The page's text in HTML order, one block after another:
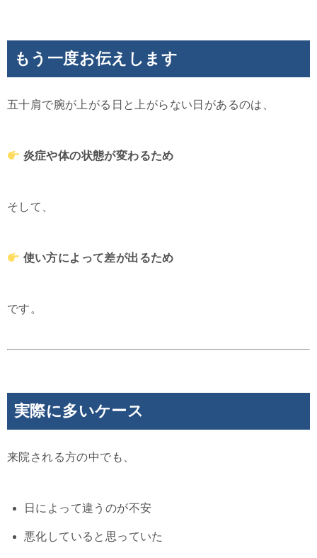
もう一度お伝えします
五十肩で腕が上がる日と上がらない日があるのは、
炎症や体の状態が変わるため
そして、
使い方によって差が出るため
です。
実際に多いケース
来院される方の中でも、
日によって違うのが不安
悪化していると思っていた